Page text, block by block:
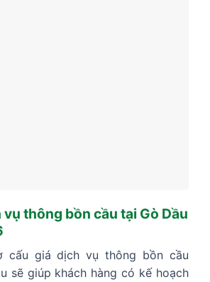
thông bồn cầu tại Gò Dầu
cấu giá dịch vụ thông bồn cầu
sẽ giúp khách hàng có kế hoạch